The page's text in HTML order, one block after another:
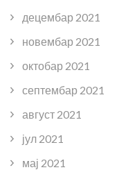
децембар 2021
новембар 2021
октобар 2021
септембар 2021
август 2021
јул 2021
мај 2021